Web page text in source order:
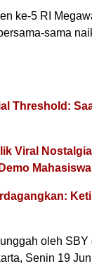
ke-5 RI
sama
Threshold:
Viral
Mahasiswa
oleh
Senin 19